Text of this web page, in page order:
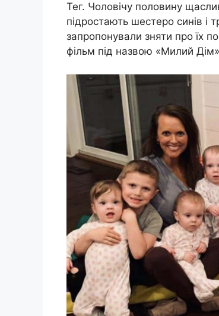
Тег. Чоловічу половину
підростають шестеро синів і
запропонували зняти про їх
фільм під назвою «Милий